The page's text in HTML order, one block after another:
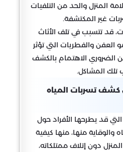
المنزل والحد من التلفيات
غير المكتشفة.
قد تتسبب في تلف الأثاث
العفن والفطريات التي تؤثر
الضروري الاهتمام بالكشف
تلك المشاكل.
تسربات المياه
قد يطرحها الأفراد حول
والوقاية منها، منها كيفية
دون إتلاف ممتلكاته،